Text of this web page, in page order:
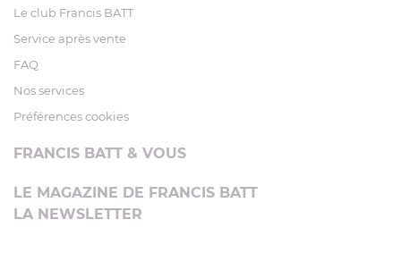
Le club Francis BATT
Service après vente
FAQ
Nos services
Préférences cookies
FRANCIS BATT & VOUS
LE MAGAZINE DE FRANCIS BATT
LA NEWSLETTER